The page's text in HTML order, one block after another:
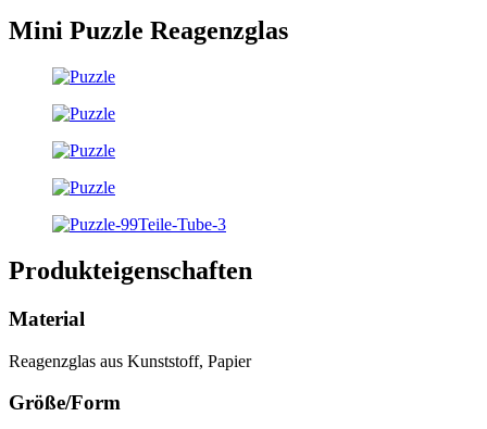
Mini Puzzle Reagenzglas
Produkteigenschaften
Material
Reagenzglas aus Kunststoff, Papier
Größe/Form